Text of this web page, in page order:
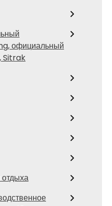
официальный
Sitrak